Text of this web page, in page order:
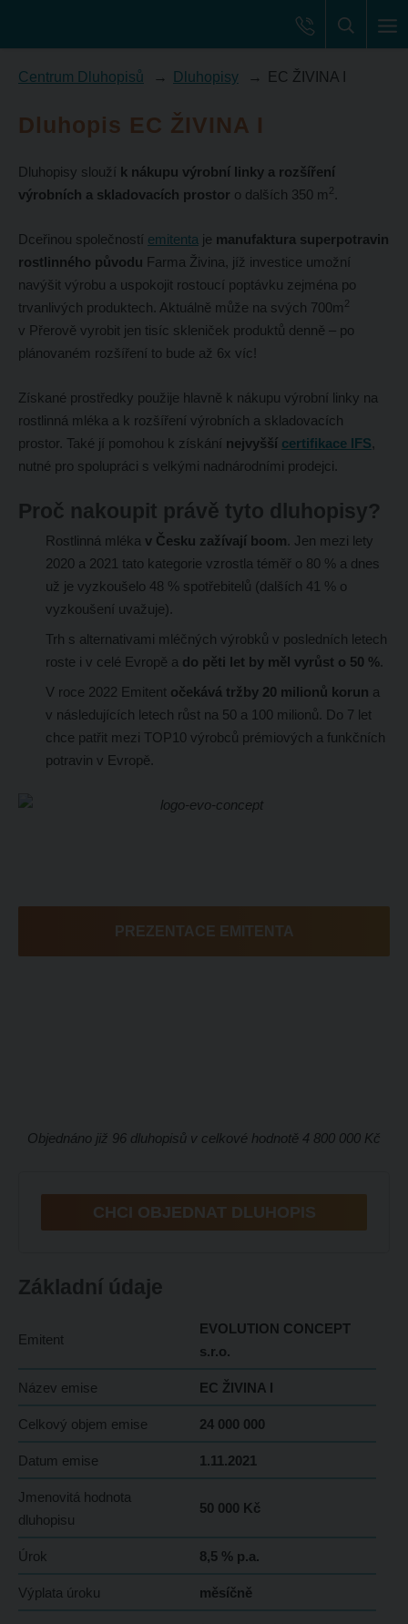
Centrum Dluhopisů Dluhopisy EC ŽIVINA I
Dluhopis EC ŽIVINA I
Dluhopisy slouží k nákupu výrobní linky a rozšíření
výrobních a skladovacích prostor o dalších 350 m 2 .
Dceřinou společností emitenta je manufaktura superpotravin
rostlinného původu Farma Živina, jíž investice umožní
navýšit výrobu a uspokojit rostoucí poptávku zejména po
trvanlivých produktech. Aktuálně může na svých 700m 2
v Přerově vyrobit jen tisíc skleniček produktů denně – po
plánovaném rozšíření to bude až 6x víc!
Získané prostředky použije hlavně k nákupu výrobní linky na
rostlinná mléka a k rozšíření výrobních a skladovacích
prostor. Také jí pomohou k získání nejvyšší certifikace IFS,
nutné pro spolupráci s velkými nadnárodními prodejci.
Proč nakoupit právě tyto dluhopisy?
Rostlinná mléka v Česku zažívají boom. Jen mezi lety
2020 a 2021 tato kategorie vzrostla téměř o 80 % a dnes
už je vyzkoušelo 48 % spotřebitelů (dalších 41 % o
vyzkoušení uvažuje).
Trh s alternativami mléčných výrobků v posledních letech
roste i v celé Evropě a do pěti let by měl vyrůst o 50 %.
V roce 2022 Emitent očekává tržby 20 milionů korun a
v následujících letech růst na 50 a 100 milionů. Do 7 let
chce patřit mezi TOP10 výrobců prémiových a funkčních
potravin v Evropě.
PREZENTACE EMITENTA
Objednáno již 96 dluhopisů v celkové hodnotě 4 800 000 Kč
CHCI OBJEDNAT DLUHOPIS
Základní údaje
Emitent
EVOLUTION CONCEPT
s.r.o.
Název emise EC ŽIVINA I
Celkový objem emise 24 000 000
Datum emise 1.11.2021
Jmenovitá hodnota
dluhopisu
50 000 Kč
Úrok 8,5 % p.a.
Výplata úroku měsíčně